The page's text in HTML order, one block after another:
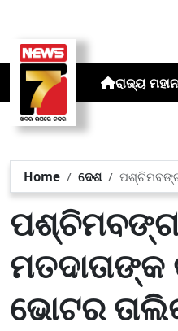
ରାଜ୍ୟ
Home ଦେଶ
ଭୋଟର